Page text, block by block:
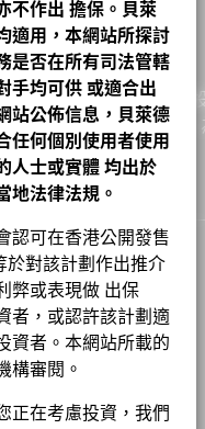
不作出 擔保。貝萊
適用，本網站所探討
是否在所有司法管轄
手均可供 或適合出
站公佈信息，貝萊德
任何個別使用者使用
人士或實體 均出於
地法律法規。
認可在香港公開發售
於對該計劃作出推介
弊或表現做 出保
者，或認許該計劃適
資者。本網站所載的
構審閱。
正在考慮投資，我們
Range: -40 to 60.
BGCD4RF
否
2012年9月13日
GBP
0.75%
0.75%
2.83
2.78
2.76
2.69
。所示持倉僅供說明用
細節、持倉和特色均截至
20.86
-7.05
22.06
-12.75
0.00
4.92
5.67
-2.77
5.43
3.05
-1.16
1.61 -0.51
顯示全部
證券的交易和結算日時
會更改。 由於四捨五
0.44
2026年8月7日
0.41
2026年8月7日
0.41
2026年8月7日
0.42
2026年8月7日
0.45
2026年8月7日
0.43 2026年8月7日
Previous
1
因素。除非在基金文件
否則這些指標不會改變基
亦不代表基金會採用以
選。請參閱基金章程以
，請使用以下連結
6.88
Equity China
除非基金文件另有說明且
投資目標或限制基金的可
影響導向的投資策略或排
請參閱基金章程。
可透過以下連結。
0.00%
0.00%
0.00%
0.00%
0.00%
。出於為我們的客戶尋求
響投資組合的重大風險和
治理（ESG）數據或資
整合聲明》，以了解有關
了解這些重大風險如何在
信託人，貝萊德致力為
們憑藉領先的金融科技，
成其重要投資目標。